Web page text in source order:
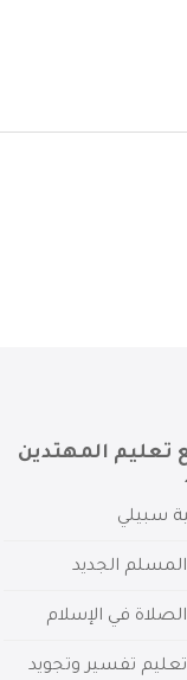
تعليم المهتدين
سبيلي
الجديد
في الإسلام
تفسير وتجويد